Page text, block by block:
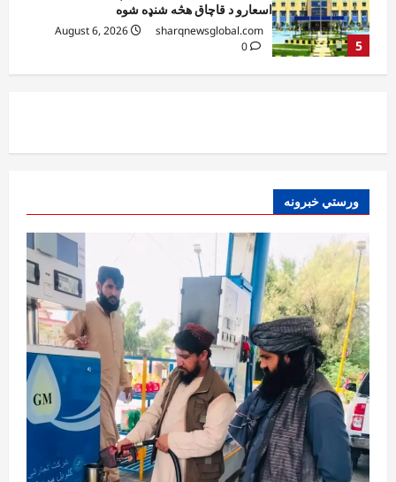
5
اسعارو د قاچاق هڅه شنډه شوه
sharqnewsglobal.com
0
0
2
چارې په بېلابېلو برخو کې روانې دي
sharqnewsglobal.com
0
3
آمریکا
ټرمپ : د امریکا د وسلو زېرمتونونه لا هم ډېر
دي
sharqnewsglobal.com
August 6, 2026
0
آمریکا
ټرمپ : ایران سره خبرې د پوځي اقدام پر ځای
غوره بولي
ورستي خبرونه